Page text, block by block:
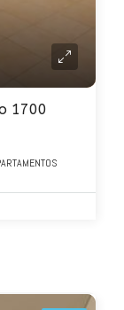
1700